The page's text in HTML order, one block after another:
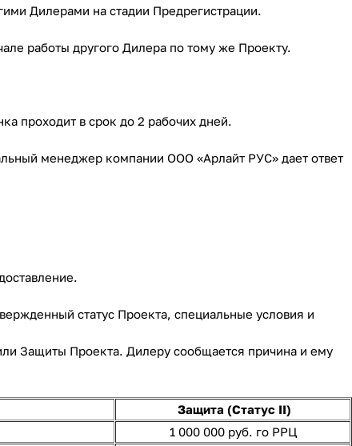
Дилерами на стадии Предрегистрации.
работы другого Дилера по тому же Проекту.
проходит в срок до 2 рабочих дней.
менеджер компании ООО «Арлайт РУС» дает ответ
статус Проекта, специальные условия и
Защиты Проекта. Дилеру сообщается причина и ему
Защита (Статус II)
1 000 000 руб. го РРЦ